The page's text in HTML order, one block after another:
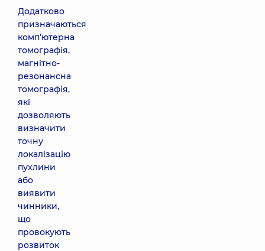
Додатково
призначаються
комп’ютерна
томографія,
магнітно-
резонансна
томографія,
які
дозволяють
визначити
точну
локалізацію
пухлини
або
виявити
чинники,
що
провокують
розвиток